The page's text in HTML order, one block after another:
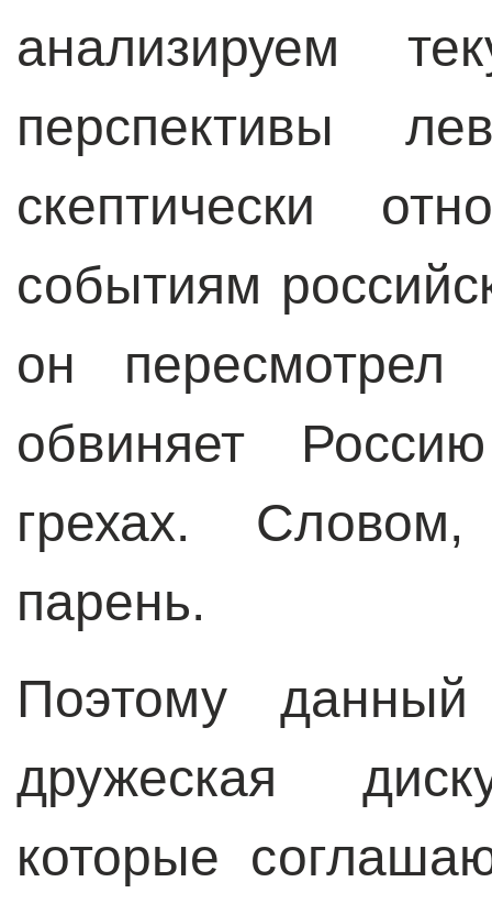
анализируем
перспективы
скептически
событиям
он
обвиняет
грехах.
парень.
Поэтому
дружеская
которые